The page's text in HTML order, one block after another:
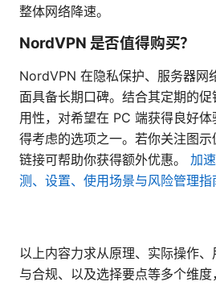
整体网络降速。
NordVPN 是否值得购买？
NordVPN 在隐私保护、服务器网
面具备长期口碑。结合其定期的
用性，对希望在 PC 端获得良好
得考虑的选项之一。若你关注图
链接可帮助你获得额外优惠。 加
测、设置、使用场景与风险管理指
以上内容力求从原理、实际操作
与合规、以及选择要点等多个维